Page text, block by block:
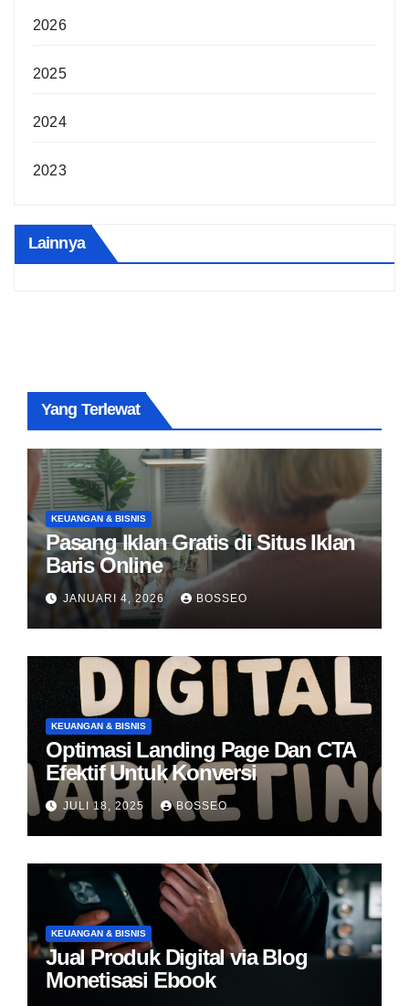
2026
2025
2024
2023
Lainnya
Yang Terlewat
KEUANGAN & BISNIS
Pasang Iklan Gratis di Situs Iklan
Baris Online
JANUARI 4, 2026 BOSSEO
KEUANGAN & BISNIS
Optimasi Landing Page Dan CTA
Efektif Untuk Konversi
JULI 18, 2025 BOSSEO
KEUANGAN & BISNIS
Jual Produk Digital via Blog
Monetisasi Ebook